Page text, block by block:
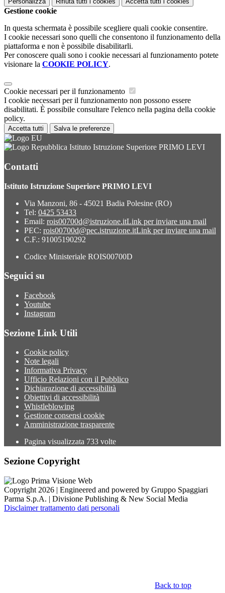
Gestione cookie
In questa schermata è possibile scegliere quali cookie consentire.
I cookie necessari sono quelli che consentono il funzionamento della
piattaforma e non è possibile disabilitarli.
Per conoscere quali sono i cookie necessari al funzionamento potete
visionare la COOKIE POLICY.
Cookie necessari per il funzionamento
I cookie necessari per il funzionamento non possono essere
disabilitati. È possibile consultare l'elenco nella pagina della cookie
policy.
Accetta tutti Salva le preferenze
Istituto Istruzione Superiore PRIMO LEVI
Contatti
Istituto Istruzione Superiore PRIMO LEVI
Via Manzoni, 86 - 45021 Badia Polesine (RO)
Tel: 0425 53433
Email: rois00700d@istruzione.itLink per inviare una mail
PEC: rois00700d@pec.istruzione.itLink per inviare una mail
C.F.: 91005190292
Codice Ministeriale ROIS00700D
Seguici su
Facebook
Youtube
Instagram
Sezione Link Utili
Cookie policy
Note legali
Informativa Privacy
Ufficio Relazioni con il Pubblico
Dichiarazione di accessibilità
Obiettivi di accessibilità
Whistleblowing
Gestione consensi cookie
Amministrazione trasparente
Pagina visualizzata 733 volte
Sezione Copyright
Copyright 2026 | Engineered and powered by Gruppo Spaggiari
Parma S.p.A. | Divisione Publishing & New Social Media
Disclaimer trattamento dati personali
Back to top